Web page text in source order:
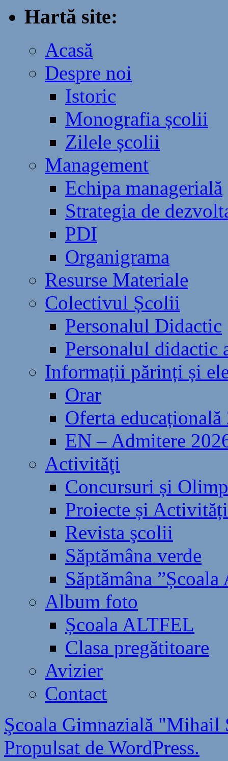
Hartă site:
Acasă
Despre noi
Istoric
Monografia școlii
Zilele școlii
Management
Echipa managerială
Strategia de
PDI
Organigrama
Resurse Materiale
Colectivul Școlii
Personalul Didactic
Personalul didactic
Informații părinți și
Orar
Oferta
EN – Admitere
Activităţi
Concursuri și
Proiecte și
Revista şcolii
Săptămâna verde
Săptămâna
Album foto
Școala ALTFEL
Clasa pregătitoare
Avizier
Contact
Şcoala Gimnazială "Mihail
Propulsat de WordPress.